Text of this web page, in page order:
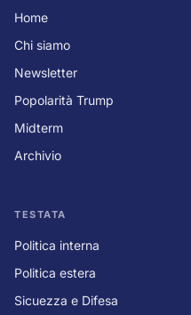
Home
Chi siamo
Newsletter
Popolarità Trump
Midterm
Archivio
TESTATA
Politica interna
Politica estera
Sicuezza e Difesa